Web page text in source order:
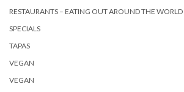
RESTAURANTS – EATING OUT AROUND THE WORLD
SPECIALS
TAPAS
VEGAN
VEGAN